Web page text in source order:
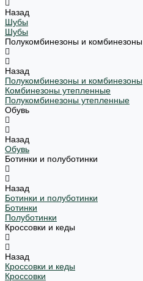
Назад
Шубы
Шубы
Полукомбинезоны и комбинезоны
Назад
Полукомбинезоны и комбинезоны
Комбинезоны утепленные
Полукомбинезоны утепленные
Обувь
Назад
Обувь
Ботинки и полуботинки
Назад
Ботинки и полуботинки
Ботинки
Полуботинки
Кроссовки и кеды
Назад
Кроссовки и кеды
Кроссовки